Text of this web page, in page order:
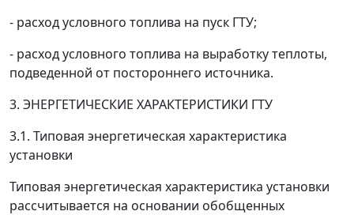
- расход условного топлива на пуск ГТУ;
- расход условного топлива на выработку теплоты,
подведенной от постороннего источника.
3. ЭНЕРГЕТИЧЕСКИЕ ХАРАКТЕРИСТИКИ ГТУ
3.1. Типовая энергетическая характеристика
установки
Типовая энергетическая характеристика установки
рассчитывается на основании обобщенных